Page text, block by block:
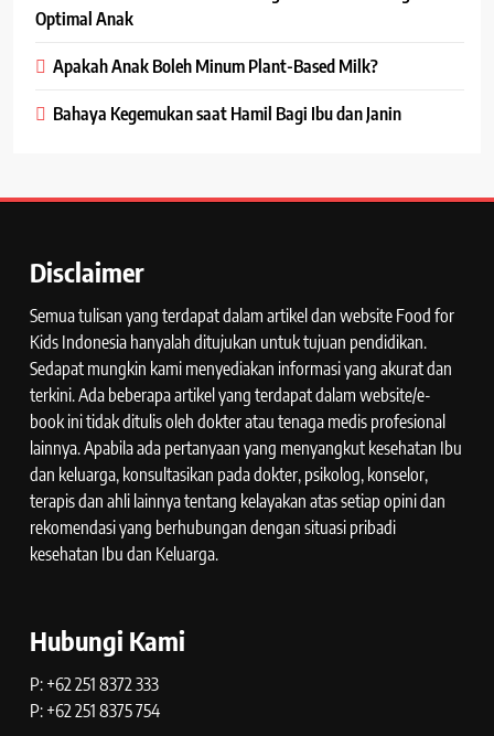
Optimal Anak
Apakah Anak Boleh Minum Plant-Based Milk?
Bahaya Kegemukan saat Hamil Bagi Ibu dan Janin
Disclaimer
Semua tulisan yang terdapat dalam artikel dan website Food for
Kids Indonesia hanyalah ditujukan untuk tujuan pendidikan.
Sedapat mungkin kami menyediakan informasi yang akurat dan
terkini. Ada beberapa artikel yang terdapat dalam website/e-
book ini tidak ditulis oleh dokter atau tenaga medis profesional
lainnya. Apabila ada pertanyaan yang menyangkut kesehatan Ibu
dan keluarga, konsultasikan pada dokter, psikolog, konselor,
terapis dan ahli lainnya tentang kelayakan atas setiap opini dan
rekomendasi yang berhubungan dengan situasi pribadi
kesehatan Ibu dan Keluarga.
Hubungi Kami
P: +62 251 8372 333
P: +62 251 8375 754